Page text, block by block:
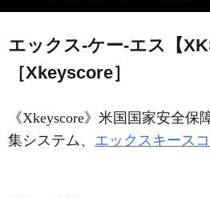
エックス‐ケー‐エス【
［Xkeyscore］
《Xkeyscore》米国国家安全保
集システム、 エックスキース